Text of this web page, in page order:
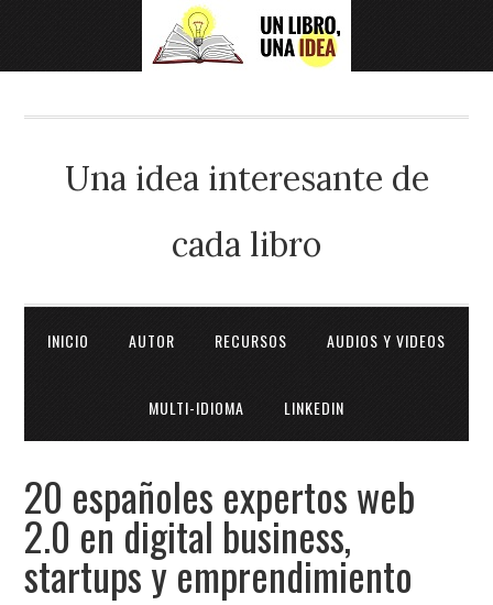
Una idea interesante de
cada libro
INICIO AUTOR RECURSOS AUDIOS Y VIDEOS
MULTI-IDIOMA LINKEDIN
20 españoles expertos web
2.0 en digital business,
startups y emprendimiento